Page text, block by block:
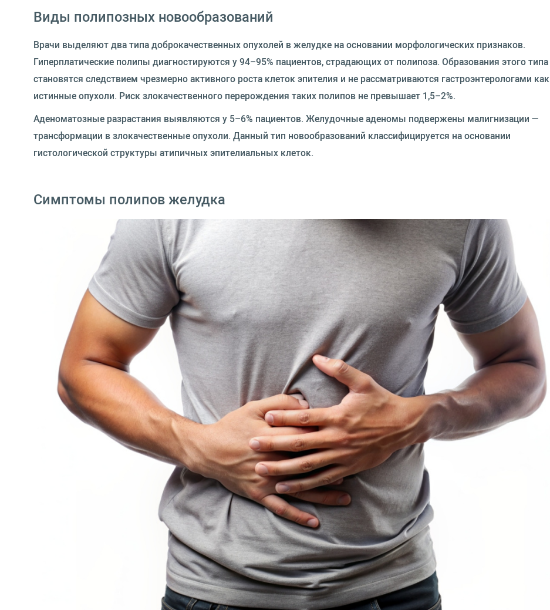
Виды полипозных новообразований
Врачи выделяют два типа доброкачественных опухолей в желудке на основании морфологических признаков.
Гиперплатические полипы диагностируются у 94–95% пациентов, страдающих от полипоза. Образования этого типа
становятся следствием чрезмерно активного роста клеток эпителия и не рассматриваются гастроэнтерологами как
истинные опухоли. Риск злокачественного перерождения таких полипов не превышает 1,5–2%.
Аденоматозные разрастания выявляются у 5–6% пациентов. Желудочные аденомы подвержены малигнизации —
трансформации в злокачественные опухоли. Данный тип новообразований классифицируется на основании
гистологической структуры атипичных эпителиальных клеток.
Симптомы полипов желудка